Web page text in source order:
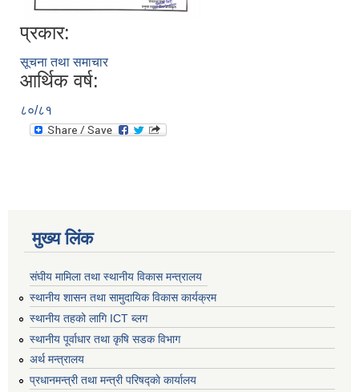
प्रकार:
सूचना तथा समाचार
आर्थिक वर्ष:
८०/८१
मुख्य लिंक
संघीय मामिला तथा स्थानीय विकास मन्त्रालय
स्थानीय शासन तथा सामुदायिक विकास कार्यक्रम
स्थानीय तहको लागि ICT ब्लग
स्थानीय पूर्वाधार तथा कृषि सडक विभाग
अर्थ मन्त्रालय
प्रधानमन्त्री तथा मन्त्री परिषद्काे कार्यालय